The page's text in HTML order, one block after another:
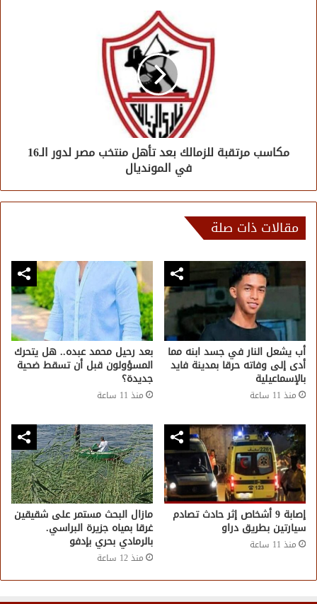
مكاسب مرتقبة للزمالك بعد تأهل منتخب مصر لدور الـ16
في المونديال
مقالات ذات صلة
أب يشعل النار في جسد ابنه مما
أدى إلى وفاته حرقا بمدينة فايد
بالإسماعيلية
منذ 11 ساعة
بعد رحيل محمد عبده.. هل يتحرك
المسؤولون قبل أن تسقط ضحية
جديدة؟
منذ 11 ساعة
إصابة 9 أشخاص إثر حادث تصادم
سيارتين بطريق دراو
منذ 11 ساعة
مازال البحث مستمر على شقيقين
غرقا بمياه جزيرة البراسي.
بالرمادي بحري بإدفو
منذ 12 ساعة